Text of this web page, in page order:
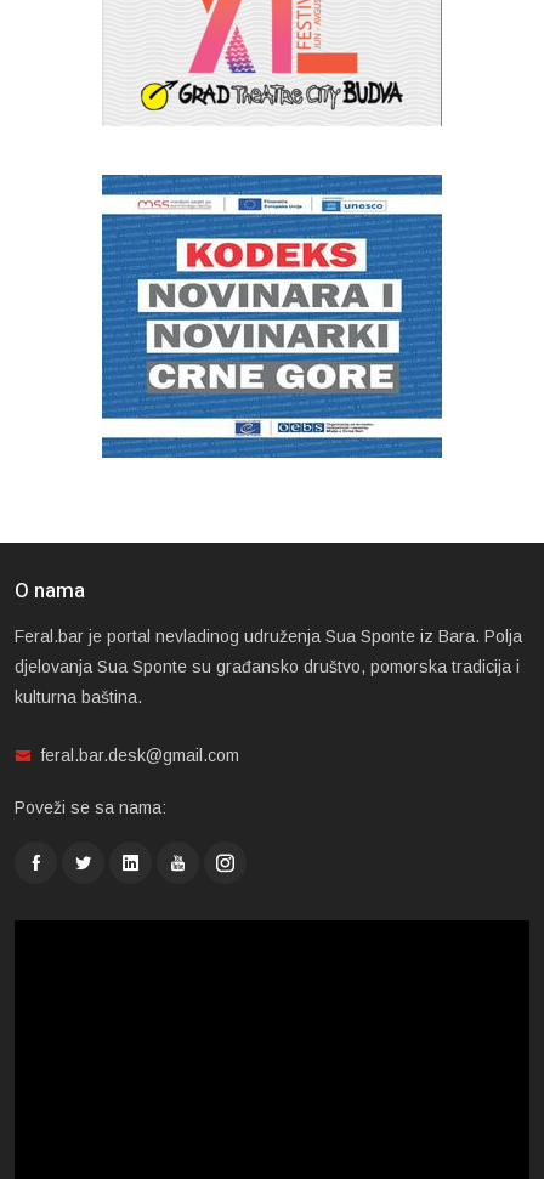
O nama
Feral.bar je portal nevladinog udruženja Sua Sponte iz Bara. Polja
djelovanja Sua Sponte su građansko društvo, pomorska tradicija i
kulturna baština.
feral.bar.desk@gmail.com
Poveži se sa nama: